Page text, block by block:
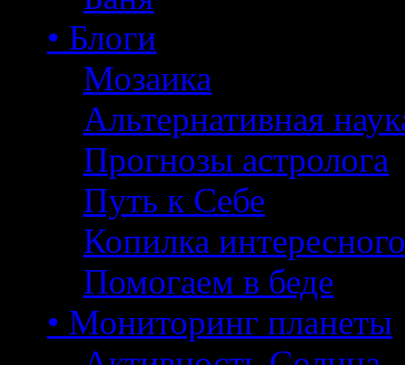
• Блоги
Мозаика
Альтернативная
Прогнозы астролога
Путь к Себе
Копилка интересного
Помогаем в беде
• Мониторинг планеты